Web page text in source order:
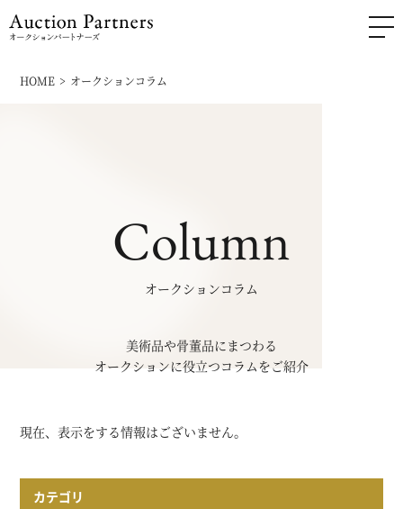
HOME オークションコラム
Column
オークションコラム
美術品や骨董品にまつわる
オークションに役立つコラムをご紹介
現在、表示をする情報はございません。
カテゴリ